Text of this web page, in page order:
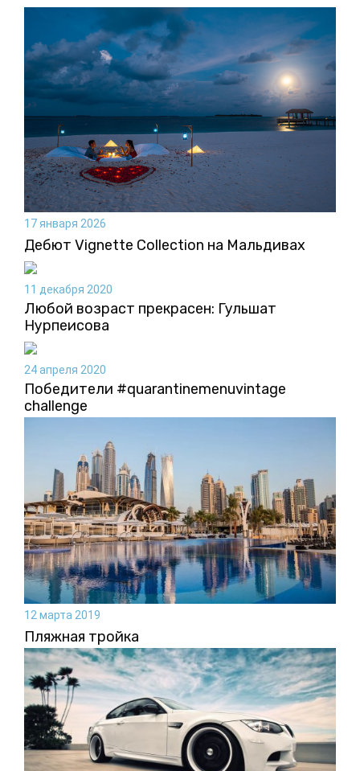
17 января 2026
Дебют Vignette Collection на Мальдивах
11 декабря 2020
Любой возраст прекрасен: Гульшат
Нурпеисова
24 апреля 2020
Победители #quarantinemenuvintage
challenge
12 марта 2019
Пляжная тройка